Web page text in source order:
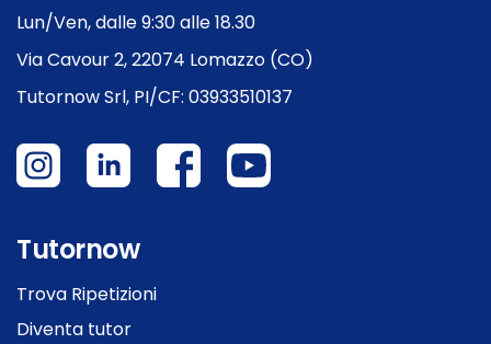
Lun/Ven, dalle 9:30 alle 18.30
Via Cavour 2, 22074 Lomazzo (CO)
Tutornow Srl, PI/CF: 03933510137
Tutornow
Trova Ripetizioni
Diventa tutor